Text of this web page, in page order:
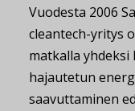
Vuodesta 2006
cleantech-yritys
matkalla
hajautetun
saavuttaminen